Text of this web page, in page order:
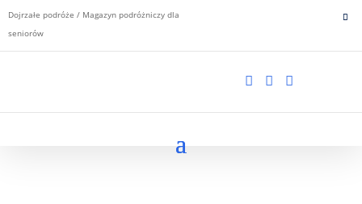
Dojrzałe podróże / Magazyn podróżniczy dla
seniorów
  